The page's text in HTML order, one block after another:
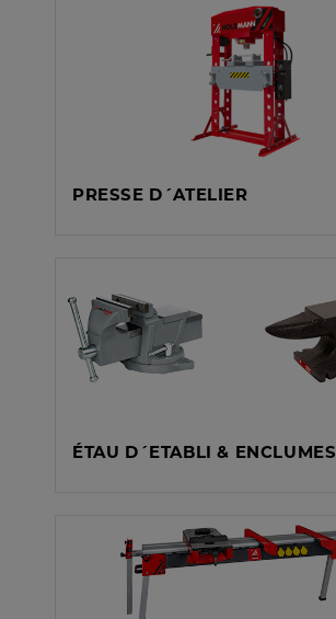
PRESSE D´ATELIER
ÉTAU D´ETABLI & ENCLUMES